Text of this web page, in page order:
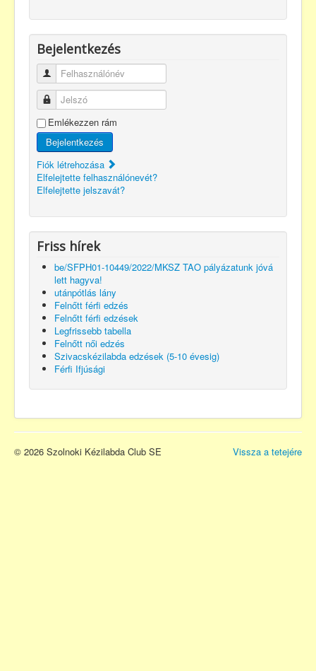
Bejelentkezés
Felhasználónév
Jelszó
Emlékezzen rám
Bejelentkezés
Fiók létrehozása
Elfelejtette felhasználónevét?
Elfelejtette jelszavát?
Friss hírek
be/SFPH01-10449/2022/MKSZ TAO pályázatunk jóvá
lett hagyva!
utánpótlás lány
Felnőtt férfi edzés
Felnőtt férfi edzések
Legfrissebb tabella
Felnőtt női edzés
Szivacskézilabda edzések (5-10 évesig)
Férfi Ifjúsági
Vissza a tetejére
© 2026 Szolnoki Kézilabda Club SE